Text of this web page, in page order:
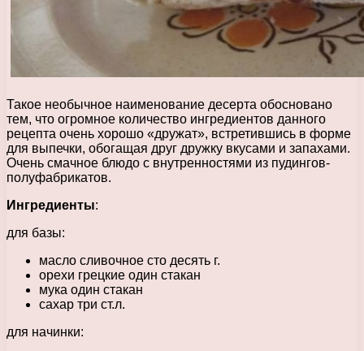
Такое необычное наименование десерта обосновано
тем, что огромное количество ингредиентов данного
рецепта очень хорошо «дружат», встретившись в форме
для выпечки, обогащая друг дружку вкусами и запахами.
Очень смачное блюдо с внутренностями из пудингов-
полуфабрикатов.
Ингредиенты:
для базы:
масло сливочное сто десять г.
орехи грецкие один стакан
мука один стакан
сахар три ст.л.
для начинки: